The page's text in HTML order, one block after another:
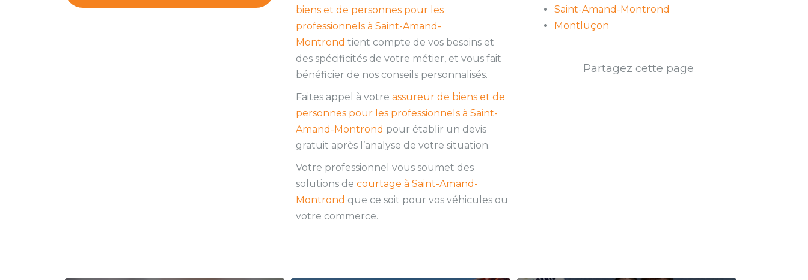
biens et de personnes pour les
professionnels à Saint-Amand-
Montrond tient compte de vos besoins et
des spécificités de votre métier, et vous fait
bénéficier de nos conseils personnalisés.
Faites appel à votre assureur de biens et de
personnes pour les professionnels à Saint-
Amand-Montrond pour établir un devis
gratuit après l’analyse de votre situation.
Votre professionnel vous soumet des
solutions de courtage à Saint-Amand-
Montrond que ce soit pour vos véhicules ou
votre commerce.
Saint-Amand-Montrond
Montluçon